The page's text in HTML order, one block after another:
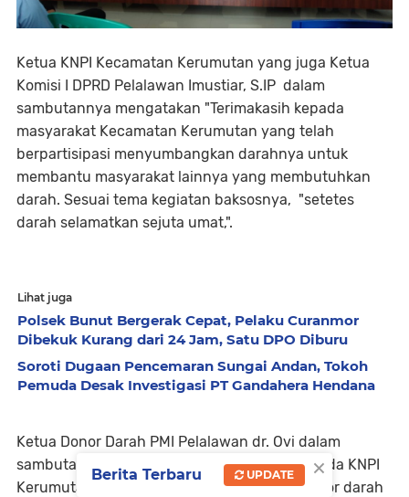
Ketua KNPI Kecamatan Kerumutan yang juga Ketua
Komisi I DPRD Pelalawan Imustiar, S.IP dalam
sambutannya mengatakan "Terimakasih kepada
masyarakat Kecamatan Kerumutan yang telah
berpartisipasi menyumbangkan darahnya untuk
membantu masyarakat lainnya yang membutuhkan
darah. Sesuai tema kegiatan baksosnya, "setetes
darah selamatkan sejuta umat,".
Lihat juga
Polsek Bunut Bergerak Cepat, Pelaku Curanmor
Dibekuk Kurang dari 24 Jam, Satu DPO Diburu
Soroti Dugaan Pencemaran Sungai Andan, Tokoh
Pemuda Desak Investigasi PT Gandahera Hendana
Ketua Donor Darah PMI Pelalawan dr. Ovi dalam
sambutannya mengatakan "Terimakasih kepada KNPI
Kerumutan yang melaksanakan kegiatan donor darah
×
Berita Terbaru UPDATE